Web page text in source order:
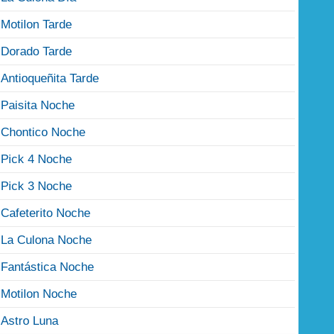
Motilon Tarde
Dorado Tarde
Antioqueñita Tarde
Paisita Noche
Chontico Noche
Pick 4 Noche
Pick 3 Noche
Cafeterito Noche
La Culona Noche
Fantástica Noche
Motilon Noche
Astro Luna